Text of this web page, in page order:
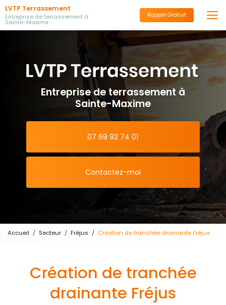
Aller
au
contenu
principal
LVTP Terrassement
Entreprise de terrassement à
Sainte-Maxime
Rappel Gratuit
Entreprise de terrassement à
Sainte-Maxime
07 69 92 74 01
Contactez-moi
Accueil Secteur Fréjus Création de tranchée drainante Fréjus
Création de tranchée
drainante Fréjus